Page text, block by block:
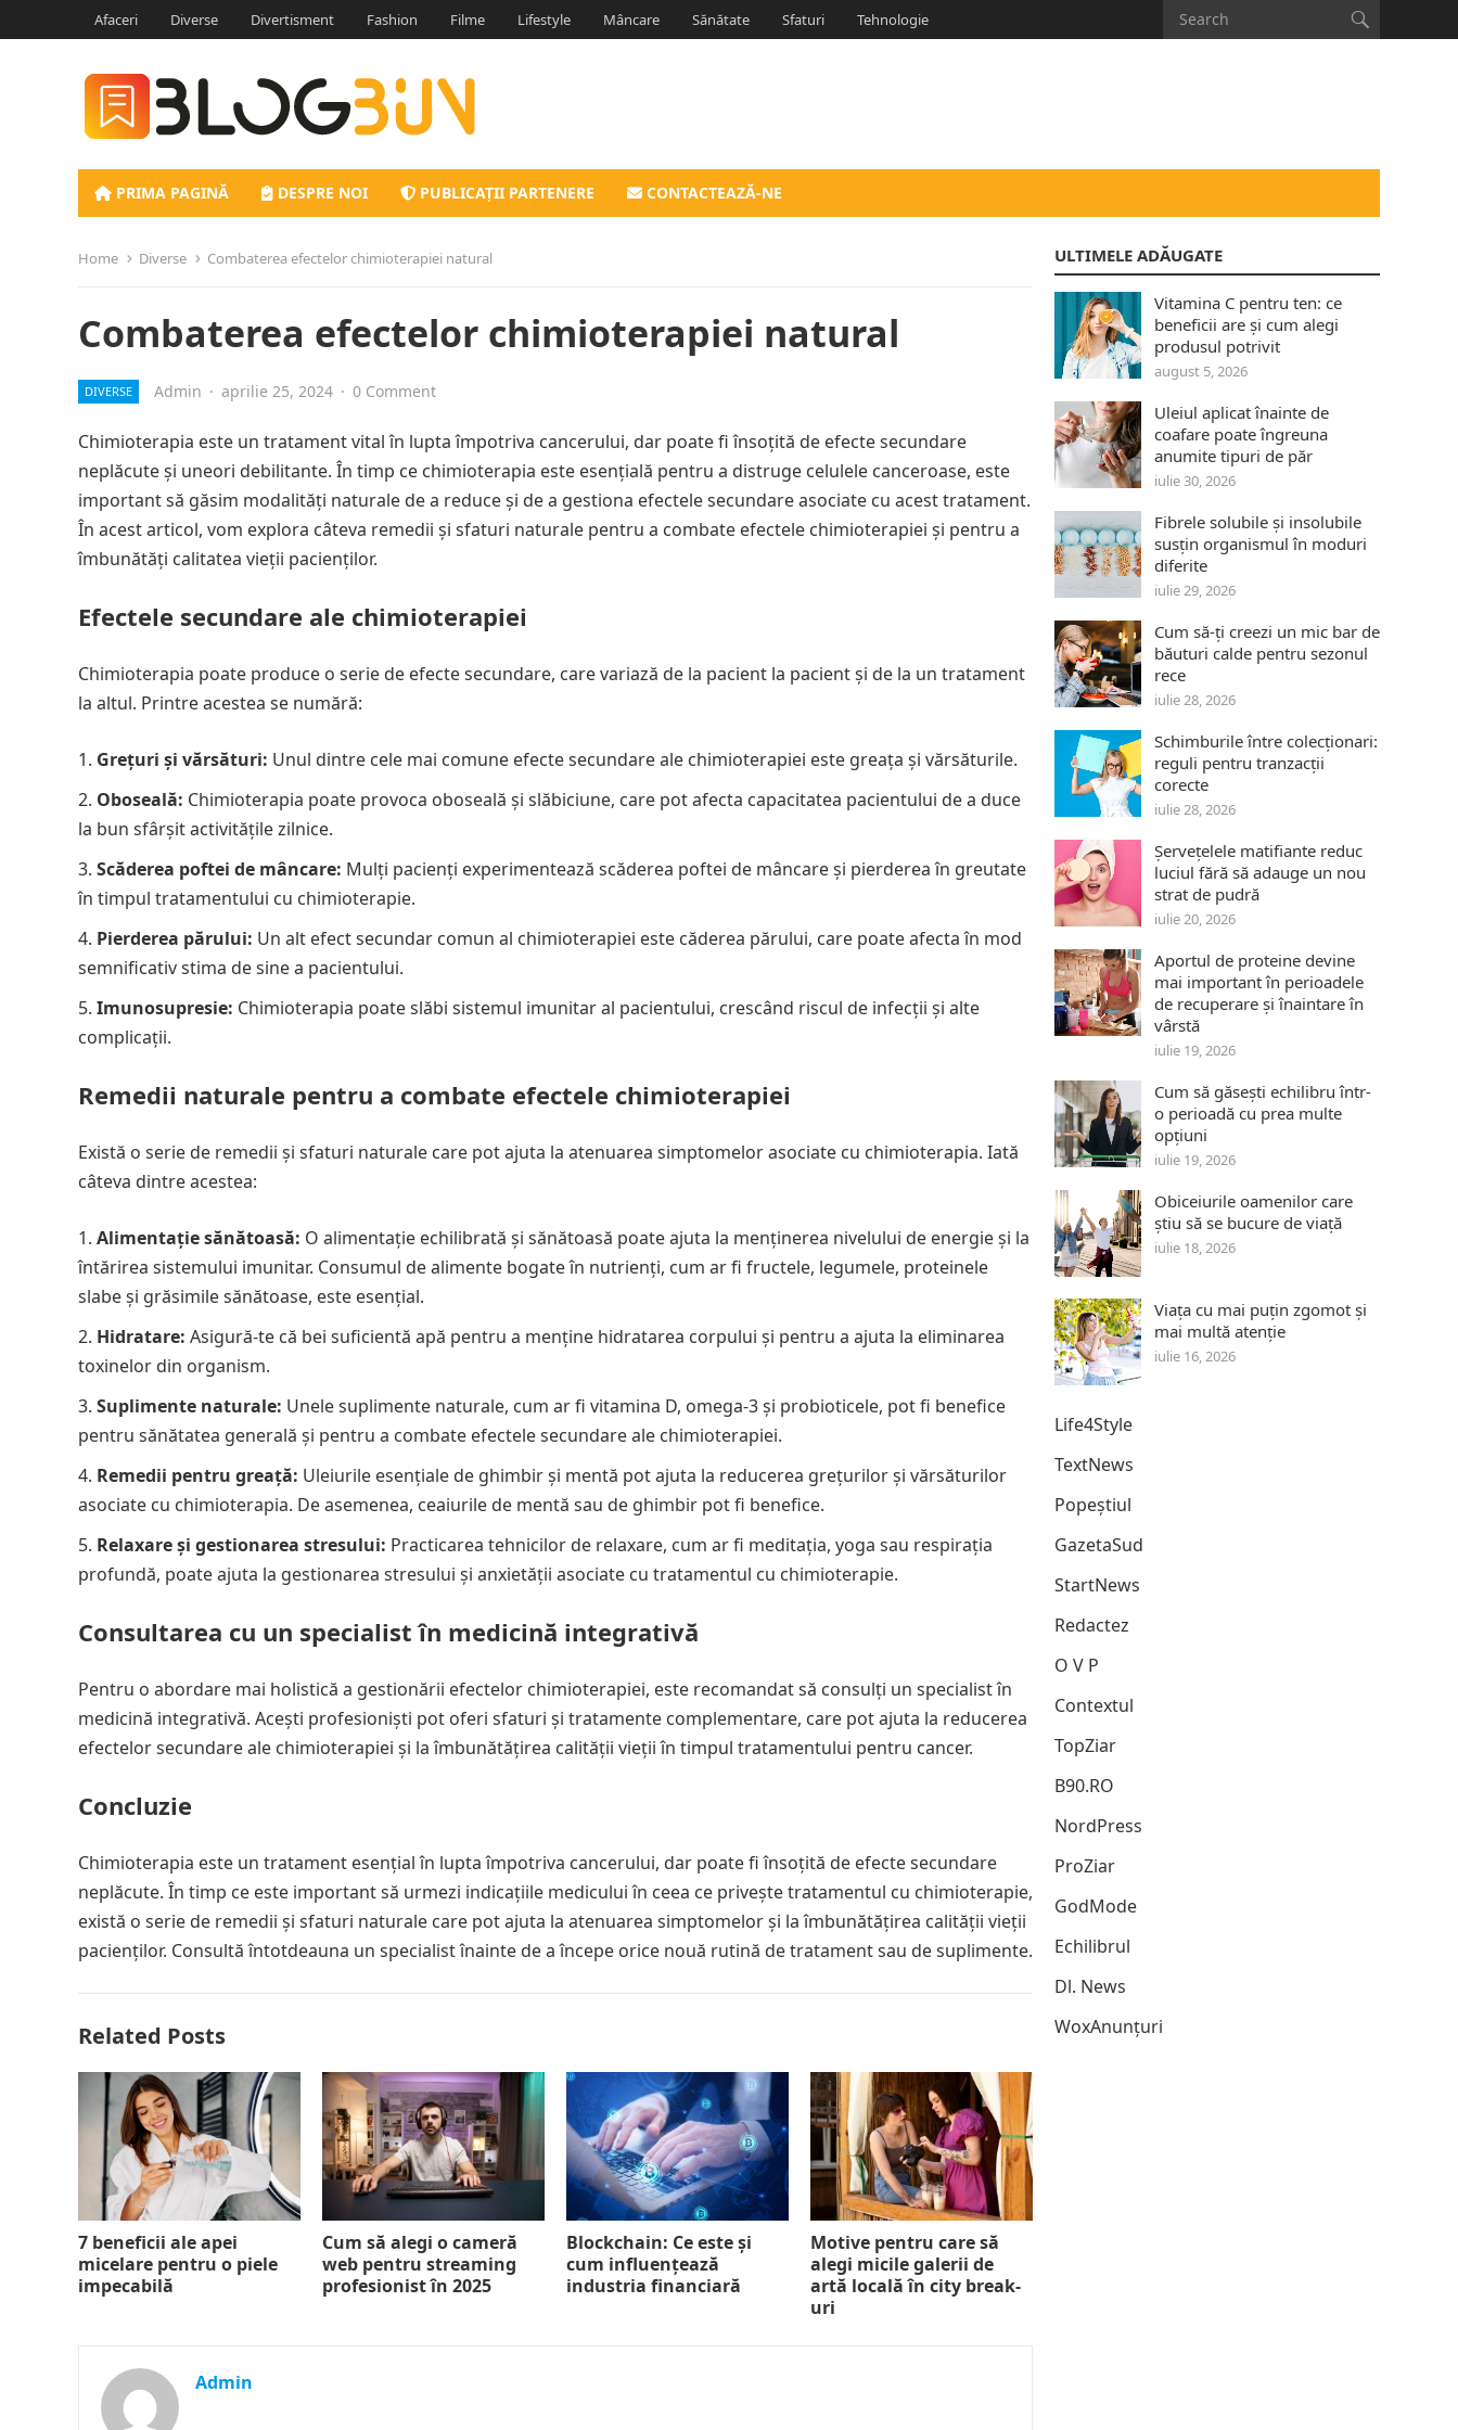
Afaceri Diverse Divertisment Fashion Filme Lifestyle Mâncare Sănătate Sfaturi Tehnologie
PRIMA PAGINĂ DESPRE NOI PUBLICAȚII PARTENERE CONTACTEAZĂ-NE
Home Diverse Combaterea efectelor chimioterapiei natural
Combaterea efectelor chimioterapiei natural
DIVERSE Admin · aprilie 25, 2024 · 0 Comment
Chimioterapia este un tratament vital în lupta împotriva cancerului, dar poate fi însoțită de efecte secundare
neplăcute și uneori debilitante. În timp ce chimioterapia este esențială pentru a distruge celulele canceroase, este
important să găsim modalități naturale de a reduce și de a gestiona efectele secundare asociate cu acest tratament.
În acest articol, vom explora câteva remedii și sfaturi naturale pentru a combate efectele chimioterapiei și pentru a
îmbunătăți calitatea vieții pacienților.
Efectele secundare ale chimioterapiei
Chimioterapia poate produce o serie de efecte secundare, care variază de la pacient la pacient și de la un tratament
la altul. Printre acestea se numără:
Grețuri și vărsături: Unul dintre cele mai comune efecte secundare ale chimioterapiei este greața și vărsăturile.
Oboseală: Chimioterapia poate provoca oboseală și slăbiciune, care pot afecta capacitatea pacientului de a duce
la bun sfârșit activitățile zilnice.
Scăderea poftei de mâncare: Mulți pacienți experimentează scăderea poftei de mâncare și pierderea în greutate
în timpul tratamentului cu chimioterapie.
Pierderea părului: Un alt efect secundar comun al chimioterapiei este căderea părului, care poate afecta în mod
semnificativ stima de sine a pacientului.
Imunosupresie: Chimioterapia poate slăbi sistemul imunitar al pacientului, crescând riscul de infecții și alte
complicații.
Remedii naturale pentru a combate efectele chimioterapiei
Există o serie de remedii și sfaturi naturale care pot ajuta la atenuarea simptomelor asociate cu chimioterapia. Iată
câteva dintre acestea:
Alimentație sănătoasă: O alimentație echilibrată și sănătoasă poate ajuta la menținerea nivelului de energie și la
întărirea sistemului imunitar. Consumul de alimente bogate în nutrienți, cum ar fi fructele, legumele, proteinele
slabe și grăsimile sănătoase, este esențial.
Hidratare: Asigură-te că bei suficientă apă pentru a menține hidratarea corpului și pentru a ajuta la eliminarea
toxinelor din organism.
Suplimente naturale: Unele suplimente naturale, cum ar fi vitamina D, omega-3 și probioticele, pot fi benefice
pentru sănătatea generală și pentru a combate efectele secundare ale chimioterapiei.
Remedii pentru greață: Uleiurile esențiale de ghimbir și mentă pot ajuta la reducerea grețurilor și vărsăturilor
asociate cu chimioterapia. De asemenea, ceaiurile de mentă sau de ghimbir pot fi benefice.
Relaxare și gestionarea stresului: Practicarea tehnicilor de relaxare, cum ar fi meditația, yoga sau respirația
profundă, poate ajuta la gestionarea stresului și anxietății asociate cu tratamentul cu chimioterapie.
Consultarea cu un specialist în medicină integrativă
Pentru o abordare mai holistică a gestionării efectelor chimioterapiei, este recomandat să consulți un specialist în
medicină integrativă. Acești profesioniști pot oferi sfaturi și tratamente complementare, care pot ajuta la reducerea
efectelor secundare ale chimioterapiei și la îmbunătățirea calității vieții în timpul tratamentului pentru cancer.
Concluzie
Chimioterapia este un tratament esențial în lupta împotriva cancerului, dar poate fi însoțită de efecte secundare
neplăcute. În timp ce este important să urmezi indicațiile medicului în ceea ce privește tratamentul cu chimioterapie,
există o serie de remedii și sfaturi naturale care pot ajuta la atenuarea simptomelor și la îmbunătățirea calității vieții
pacienților. Consultă întotdeauna un specialist înainte de a începe orice nouă rutină de tratament sau de suplimente.
Related Posts
7 beneficii ale apei
micelare pentru o piele
impecabilă
Cum să alegi o cameră
web pentru streaming
profesionist în 2025
Blockchain: Ce este și
cum influențează
industria financiară
Motive pentru care să
alegi micile galerii de
artă locală în city break-
uri
Admin
ULTIMELE ADĂUGATE
Vitamina C pentru ten: ce
beneficii are și cum alegi
produsul potrivit
august 5, 2026
Uleiul aplicat înainte de
coafare poate îngreuna
anumite tipuri de păr
iulie 30, 2026
Fibrele solubile și insolubile
susțin organismul în moduri
diferite
iulie 29, 2026
Cum să-ți creezi un mic bar de
băuturi calde pentru sezonul
rece
iulie 28, 2026
Schimburile între colecționari:
reguli pentru tranzacții
corecte
iulie 28, 2026
Șervețelele matifiante reduc
luciul fără să adauge un nou
strat de pudră
iulie 20, 2026
Aportul de proteine devine
mai important în perioadele
de recuperare și înaintare în
vârstă
iulie 19, 2026
Cum să găsești echilibru într-
o perioadă cu prea multe
opțiuni
iulie 19, 2026
Obiceiurile oamenilor care
știu să se bucure de viață
iulie 18, 2026
Viața cu mai puțin zgomot și
mai multă atenție
iulie 16, 2026
Life4Style
TextNews
Popeștiul
GazetaSud
StartNews
Redactez
O V P
Contextul
TopZiar
B90.RO
NordPress
ProZiar
GodMode
Echilibrul
Dl. News
WoxAnunțuri